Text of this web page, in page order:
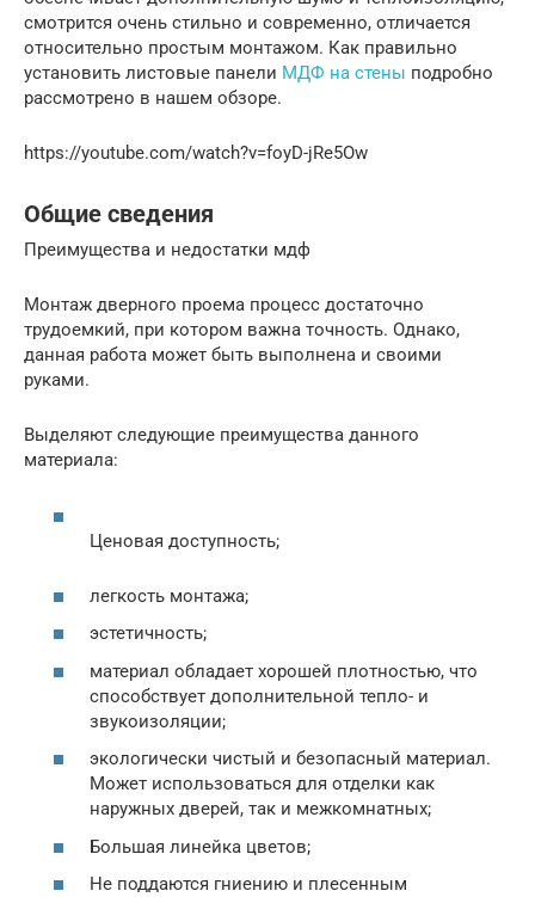
смотрится очень стильно и современно, отличается
относительно простым монтажом. Как правильно
установить листовые панели МДФ на стены подробно
рассмотрено в нашем обзоре.
https://youtube.com/watch?v=foyD-jRe5Ow
Общие сведения
Преимущества и недостатки мдф
Монтаж дверного проема процесс достаточно
трудоемкий, при котором важна точность. Однако,
данная работа может быть выполнена и своими
руками.
Выделяют следующие преимущества данного
материала:
Ценовая доступность;
легкость монтажа;
эстетичность;
материал обладает хорошей плотностью, что
способствует дополнительной тепло- и
звукоизоляции;
экологически чистый и безопасный материал.
Может использоваться для отделки как
наружных дверей, так и межкомнатных;
Большая линейка цветов;
Не поддаются гниению и плесенным